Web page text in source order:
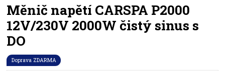
Měnič napětí CARSPA P2000
12V/230V 2000W čistý sinus s
DO
Doprava ZDARMA